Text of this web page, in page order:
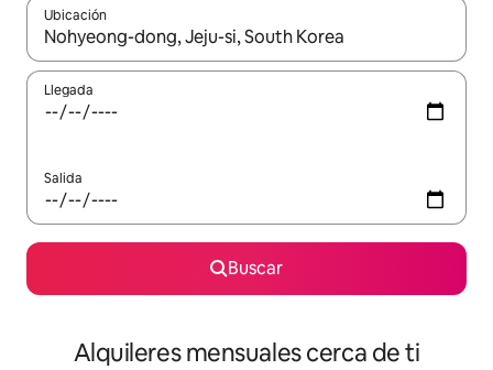
Ubicación
Cuando los resultados estén disponibles, navega con las
Llegada
Salida
Buscar
Alquileres mensuales cerca de ti